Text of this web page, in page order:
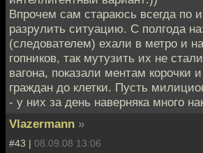
Впрочем сам стараюсь всегда по
разрулить ситуацию. С полгода
(следователем) ехали в метро и
гопников, так мутузить их не
вагона, показали ментам корочки
граждан до клетки. Пусть
- у них за день наверняка много
Vlazermann »
#43 | 08.09.08 13:06